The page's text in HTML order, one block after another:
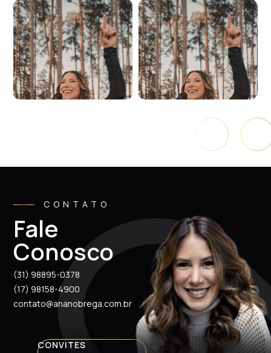
CONTATO
Fale
Conosco
(31) 98895-0378
(17) 98158-4900
contato@ananobrega.com.br
CONVITES